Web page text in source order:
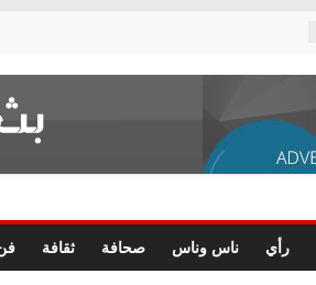
رأي ناس وناس صحافة ثقافة